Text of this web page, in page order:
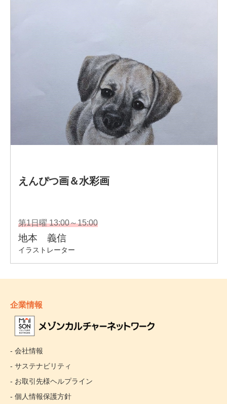
企業情報
- 会社情報
- サステナビリティ
- お取引先様ヘルプライン
- 個人情報保護方針